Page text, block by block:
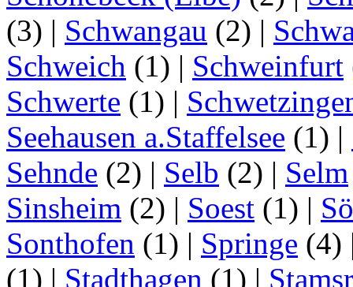
(3) | Schwangau (2) |
Schweich (1) | Schweinfurt
Schwerte (1) |
Seehausen a.Staffelsee (1) |
Sehnde (2) | Selb (2) | Selm
Sinsheim (2) | Soest (1) |
Sonthofen (1) | Springe (4)
(1) | Stadthagen (1) |